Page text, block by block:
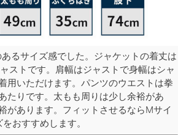
るサイズ感でした。ジャケットの着丈は
ストです。肩幅はジャストで身幅はシャ
用いただけます。パンツのウエストは拳
たりです。太もも周りは少し余裕があ
があります。フィットさせるならMサイ
おすすめします。